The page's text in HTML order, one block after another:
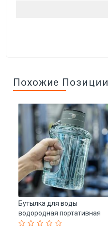
Похожие Позиции
Бутылка для воды
водородная портативная
титановая 1500 мл (арт. 25-